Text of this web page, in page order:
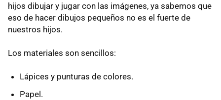
hijos dibujar y jugar con las imágenes, ya sabemos que
eso de hacer dibujos pequeños no es el fuerte de
nuestros hijos.
Los materiales son sencillos:
Lápices y punturas de colores.
Papel.